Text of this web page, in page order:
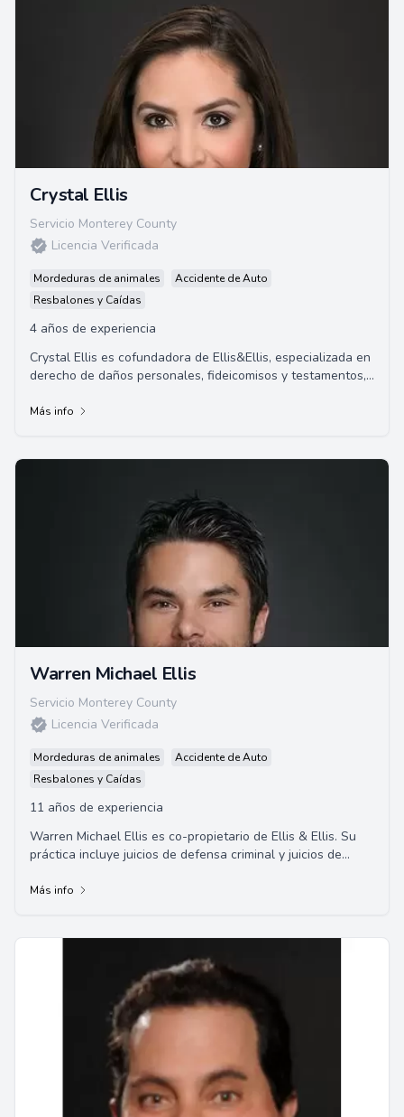
Crystal Ellis
Servicio Monterey County
Licencia Verificada
Mordeduras de animales
Accidente de Auto
Resbalones y Caídas
4 años de experiencia
Crystal Ellis es cofundadora de Ellis&Ellis, especializada en
derecho de daños personales, fideicomisos y testamentos,
Más info
Warren Michael Ellis
Servicio Monterey County
Licencia Verificada
Mordeduras de animales
Accidente de Auto
Resbalones y Caídas
11 años de experiencia
Warren Michael Ellis es co-propietario de Ellis & Ellis. Su
práctica incluye juicios de defensa criminal y juicios de
Más info